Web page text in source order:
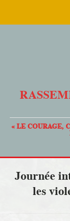
« LE COURAGE,
Journée
les